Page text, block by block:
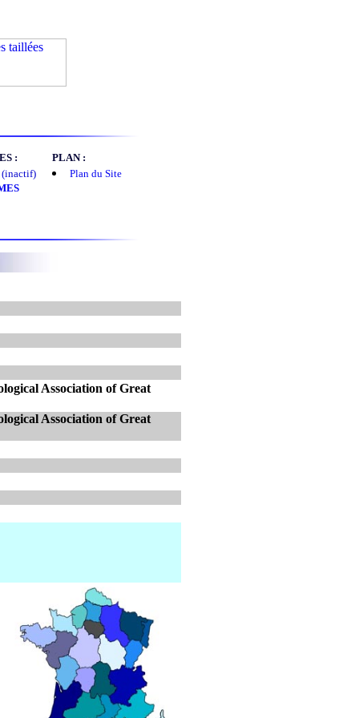
:
PLAN :
(inactif)
Plan du Site
Association of Great
Association of Great